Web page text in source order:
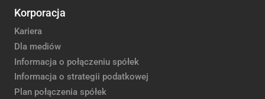
Korporacja
Kariera
Dla mediów
Informacja o połączeniu spółek
Informacja o strategii podatkowej
Plan połączenia spółek